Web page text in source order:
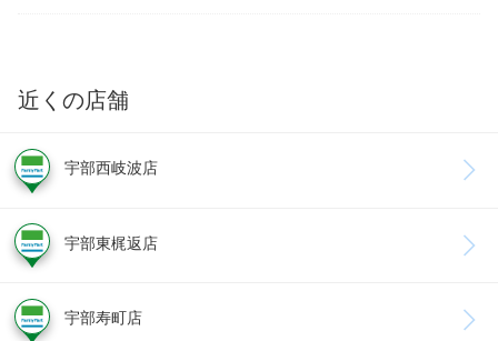
近くの店舗
宇部西岐波店
宇部東梶返店
宇部寿町店